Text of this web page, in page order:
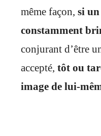
même façon, si un
constamment
conjurant d’être
accepté, tôt ou
image de lui-